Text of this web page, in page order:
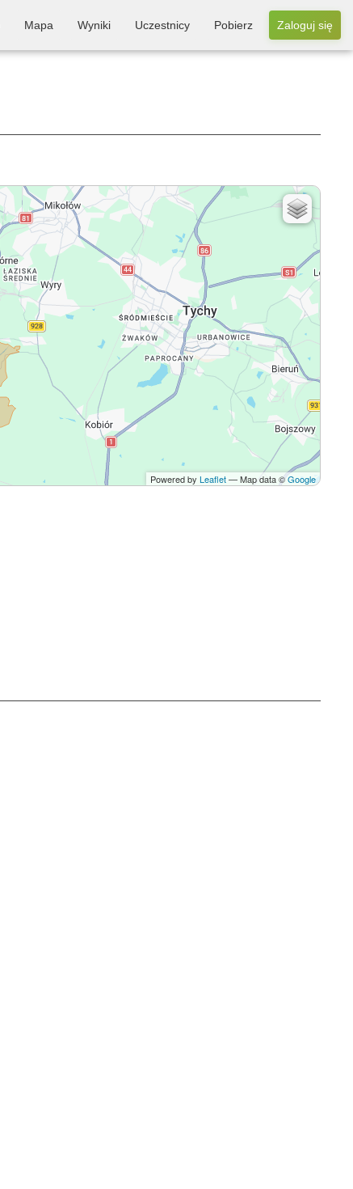
Mapa Wyniki Uczestnicy Pobierz Zaloguj się
Powered by Leaflet— Map data ©Google